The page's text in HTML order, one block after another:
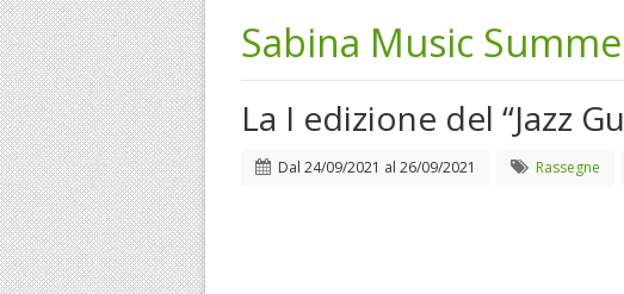
Sabina Music
La I edizione del “Jazz
Dal 24/09/2021 al 26/09/2021 Rassegne